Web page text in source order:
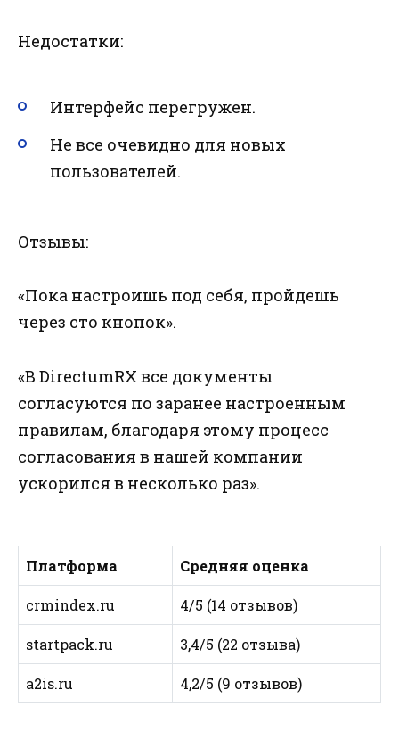
Недостатки:
Интерфейс перегружен.
Не все очевидно для новых
пользователей.
Отзывы:
«Пока настроишь под себя, пройдешь
через сто кнопок».
«В DirectumRX все документы
согласуются по заранее настроенным
правилам, благодаря этому процесс
согласования в нашей компании
ускорился в несколько раз».
Платформа Средняя оценка
crmindex.ru 4/5 (14 отзывов)
startpack.ru 3,4/5 (22 отзыва)
a2is.ru 4,2/5 (9 отзывов)